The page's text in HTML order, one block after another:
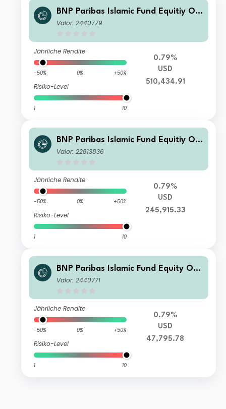
BNP Paribas Islamic Fund Equitiy Op
timiser I-Cap
Valor: 2440779
Jährliche Rendite
-50% 0% +50%
Risiko-Level
1 10
0.79%
USD
510,434.91
BNP Paribas Islamic Fund Equitiy Op
timiser I-Dis
Valor: 22813836
Jährliche Rendite
-50% 0% +50%
Risiko-Level
1 10
0.79%
USD
245,915.33
BNP Paribas Islamic Fund Equity Opt
imiser Privilege-Cap
Valor: 2440771
Jährliche Rendite
-50% 0% +50%
Risiko-Level
1 10
0.79%
USD
47,795.78